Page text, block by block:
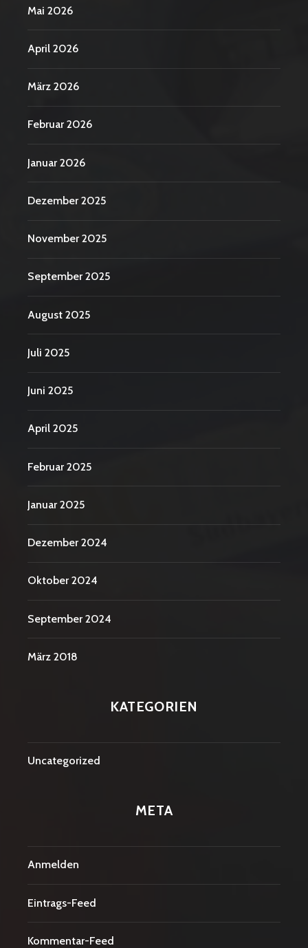
Mai 2026
April 2026
März 2026
Februar 2026
Januar 2026
Dezember 2025
November 2025
September 2025
August 2025
Juli 2025
Juni 2025
April 2025
Februar 2025
Januar 2025
Dezember 2024
Oktober 2024
September 2024
März 2018
KATEGORIEN
Uncategorized
META
Anmelden
Eintrags-Feed
Kommentar-Feed